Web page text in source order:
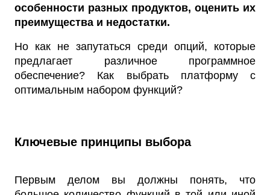
особенности разных продуктов, оценить их
преимущества и недостатки.
Но как не запутаться среди опций, которые
предлагает различное программное
обеспечение? Как выбрать платформу с
оптимальным набором функций?
Ключевые принципы выбора
Первым делом вы должны понять, что